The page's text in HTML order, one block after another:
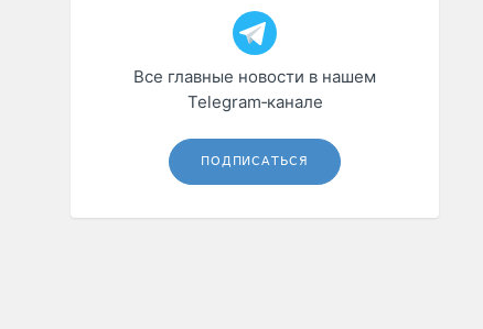
Все главные новости в нашем
Telegram‑канале
ПОДПИСАТЬСЯ